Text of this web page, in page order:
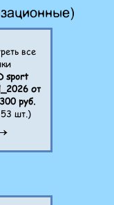
все
sport
от
руб.
шт.)